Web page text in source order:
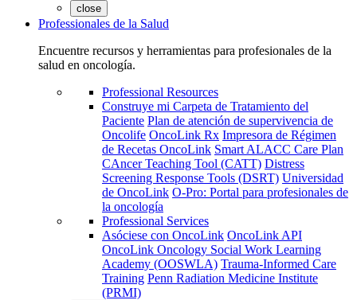
close
Professionales de la Salud
Encuentre recursos y herramientas para profesionales de la
salud en oncología.
Professional Resources
Construye mi Carpeta de Tratamiento del
Paciente Plan de atención de supervivencia de
Oncolife OncoLink Rx Impresora de Régimen
de Recetas OncoLink Smart ALACC Care Plan
CAncer Teaching Tool (CATT) Distress
Screening Response Tools (DSRT) Universidad
de OncoLink O-Pro: Portal para profesionales de
la oncología
Professional Services
Asóciese con OncoLink OncoLink API
OncoLink Oncology Social Work Learning
Academy (OOSWLA) Trauma-Informed Care
Training Penn Radiation Medicine Institute
(PRMI)